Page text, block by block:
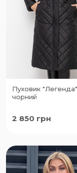
Пуховик "Легенда"
чорний
2 850 грн